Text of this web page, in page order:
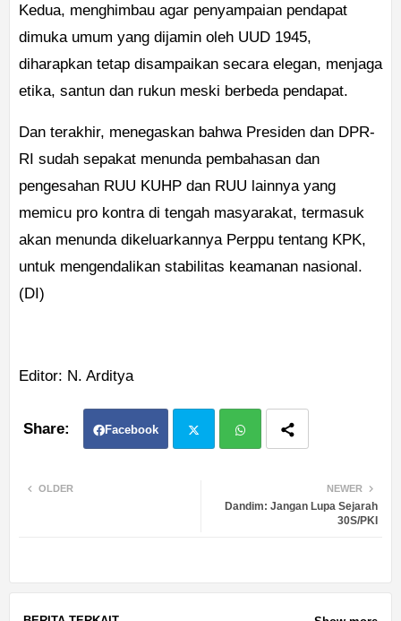
Kedua, menghimbau agar penyampaian pendapat
dimuka umum yang dijamin oleh UUD 1945,
diharapkan tetap disampaikan secara elegan, menjaga
etika, santun dan rukun meski berbeda pendapat.
Dan terakhir, menegaskan bahwa Presiden dan DPR-
RI sudah sepakat menunda pembahasan dan
pengesahan RUU KUHP dan RUU lainnya yang
memicu pro kontra di tengah masyarakat, termasuk
akan menunda dikeluarkannya Perppu tentang KPK,
untuk mengendalikan stabilitas keamanan nasional.
(DI)
Editor: N. Arditya
Facebook
atsa
NEWER
Dandim: Jangan Lupa Sejarah
30S/PKI
OLDER